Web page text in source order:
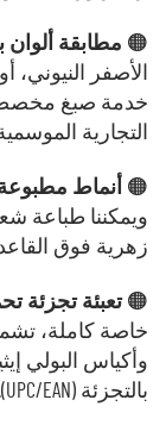
🟠 مطابقة ألوان
الأصفر النيوني،
خدمة صبغ
التجارية
🟠 أنماط
ويمكننا طباعة
زهرية فوق
🟠تعبئة تجزئة
خاصة كاملة،
وأكياس البولي
بالتجزئة (UPC/EAN).